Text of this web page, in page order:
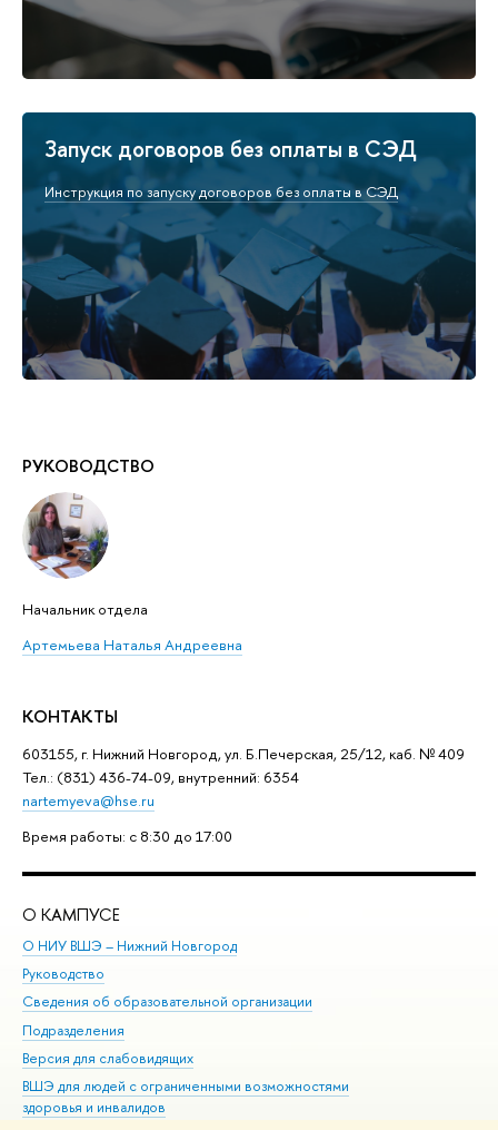
РУКОВОДСТВО
Начальник отдела
Артемьева Наталья Андреевна
КОНТАКТЫ
603155, г. Нижний Новгород, ул. Б.Печерская, 25/12, каб. № 409
Тел.: (831) 436-74-09, внутренний: 6354
nartemyeva@hse.ru
Время работы: с 8:30 до 17:00
Запуск договоров без оплаты в СЭД
Инструкция по запуску договоров без оплаты в СЭД
О КАМПУСЕ
О НИУ ВШЭ – Нижний Новгород
Руководство
Сведения об образовательной организации
Подразделения
Версия для слабовидящих
ВШЭ для людей с ограниченными возможностями
здоровья и инвалидов